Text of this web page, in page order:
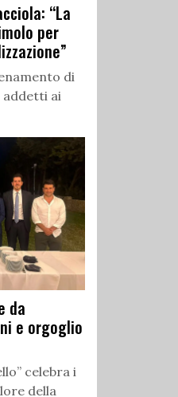
“La
per
di
ai
da
e orgoglio
celebra i
della